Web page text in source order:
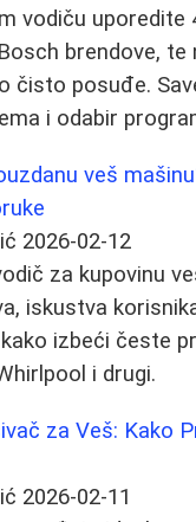
vodiču uporedite
brendove, te
čisto posuđe.
i odabir
veš
2026-02-12
za kupovinu
iskustva
izbeći česte
i drugi.
za Veš: Kako
2026-02-11